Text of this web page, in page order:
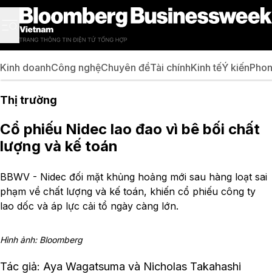
Kinh doanhCông nghệChuyên đềTài chínhKinh tếÝ kiến
Thị trường
Cổ phiếu Nidec lao đao vì bê bối chất
lượng và kế toán
BBWV - Nidec đối mặt khủng hoảng mới sau hàng loạt sai
phạm về chất lượng và kế toán, khiến cổ phiếu công ty
lao dốc và áp lực cải tổ ngày càng lớn.
Hình ảnh: Bloomberg
Tác giả: Aya Wagatsuma và Nicholas Takahashi